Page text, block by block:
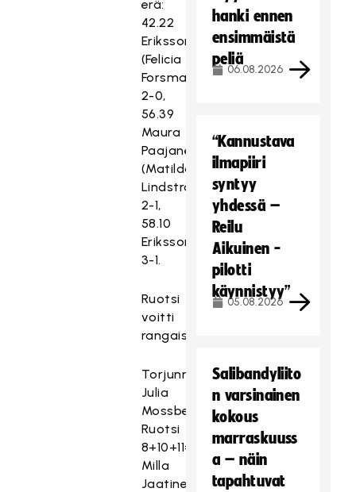
erä:
42.22
Eriksson
(Felicia
Forsmark)
2-0,
56.39
Maura
Paajanen
(Matilda
Lindström)
2-1,
58.10
Eriksson
3-1.
Ruotsi
voitti
rangaistuslaukauskisan.
Torjunnat:
Julia
Mossberg
Ruotsi
8+10+11=29,
Milla
Jaatinen
hanki ennen
ensimmäistä
peliä
06.08.2026
“Kannustava
ilmapiiri
syntyy
yhdessä –
Reilu
Aikuinen -
pilotti
käynnistyy”
05.08.2026
Salibandyliito
n varsinainen
kokous
marraskuuss
a – näin
tapahtuvat